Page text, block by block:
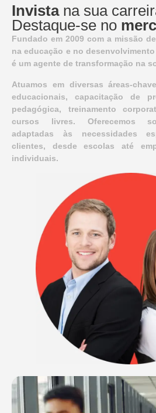
Invistana sua
Destaque-se no
Fundado em 2009 com a missão
na educação e no
é um agente de transformação na
Atuamos em diversas áreas-
educacionais, capacitação de
pedagógica, treinamento
cursos livres. Oferecemos
adaptadas às necessidades
clientes, desde escolas até
individuais.